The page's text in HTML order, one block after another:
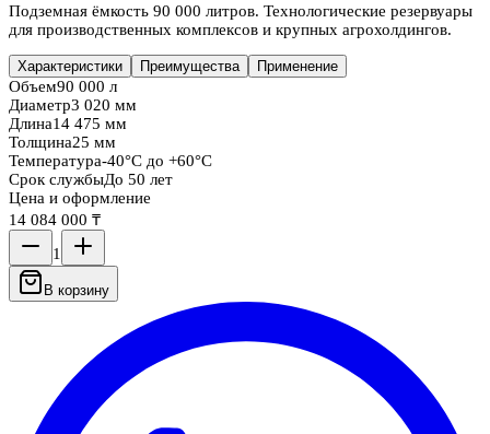
Подземная ёмкость 90 000 литров. Технологические резервуары
для производственных комплексов и крупных агрохолдингов.
Характеристики Преимущества Применение
Объем90 000 л
Диаметр3 020 мм
Длина14 475 мм
Толщина25 мм
Температура-40°C до +60°C
Срок службыДо 50 лет
Цена и оформление
14 084 000 ₸
1
В корзину